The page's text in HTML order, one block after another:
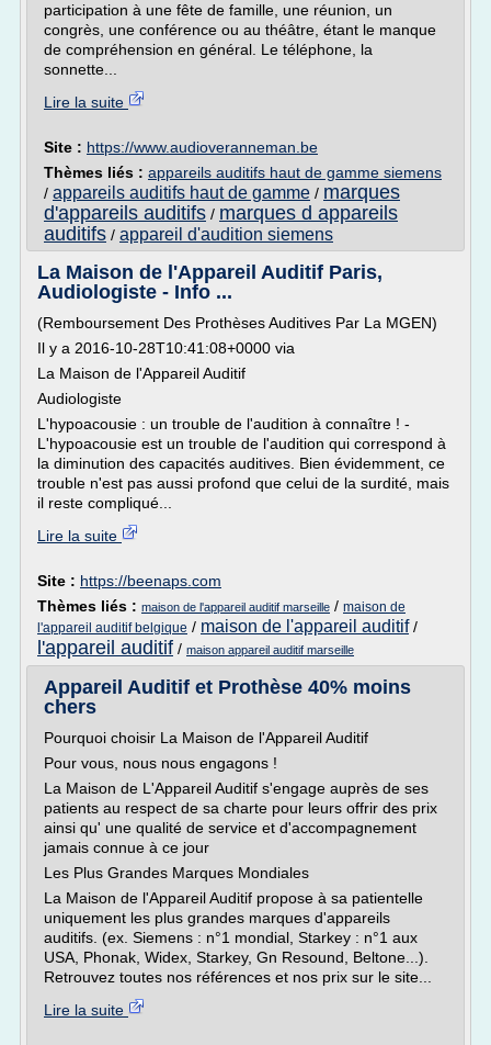
participation à une fête de famille, une réunion, un
congrès, une conférence ou au théâtre, étant le manque
de compréhension en général. Le téléphone, la
sonnette...
Lire la suite
Site : https://www.audioveranneman.be
Thèmes liés : appareils auditifs haut de gamme siemens
/ appareils auditifs haut de gamme / marques
d'appareils auditifs / marques d appareils
auditifs / appareil d'audition siemens
La Maison de l'Appareil Auditif Paris,
Audiologiste - Info ...
(Remboursement Des Prothèses Auditives Par La MGEN)
Il y a 2016-10-28T10:41:08+0000 via
La Maison de l'Appareil Auditif
Audiologiste
L'hypoacousie : un trouble de l'audition à connaître ! -
L'hypoacousie est un trouble de l'audition qui correspond à
la diminution des capacités auditives. Bien évidemment, ce
trouble n'est pas aussi profond que celui de la surdité, mais
il reste compliqué...
Lire la suite
Site : https://beenaps.com
Thèmes liés : maison de l'appareil auditif marseille / maison de
l'appareil auditif belgique / maison de l'appareil auditif/
l'appareil auditif / maison appareil auditif marseille
Appareil Auditif et Prothèse 40% moins
chers
Pourquoi choisir La Maison de l'Appareil Auditif
Pour vous, nous nous engagons !
La Maison de L'Appareil Auditif s'engage auprès de ses
patients au respect de sa charte pour leurs offrir des prix
ainsi qu' une qualité de service et d'accompagnement
jamais connue à ce jour
Les Plus Grandes Marques Mondiales
La Maison de l'Appareil Auditif propose à sa patientelle
uniquement les plus grandes marques d'appareils
auditifs. (ex. Siemens : n°1 mondial, Starkey : n°1 aux
USA, Phonak, Widex, Starkey, Gn Resound, Beltone...).
Retrouvez toutes nos références et nos prix sur le site...
Lire la suite